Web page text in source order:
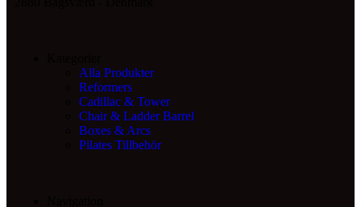
Alla Produkter
Reformers
Cadillac & Tower
Chair & Ladder Barrel
Boxes & Arcs
Pilates Tillbehör